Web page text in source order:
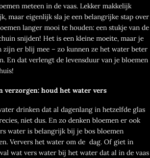
meteen in de vaas. Lekker makkelijk
maar eigenlijk sla je een belangrijke stap over
langer mooi te houden: een stukje van de
snijden! Het is een kleine moeite, maar je
zijn er blij mee – zo kunnen ze het water beter
En dat verlengt de levensduur van je bloemen
verzorgen: houd het water vers
drinken dat al dagenlang in hetzelfde glas
niet dus. En zo denken bloemen er ook
water is belangrijk bij je bos bloemen
Ververs het water om de dag. Of giet in
wat vers water bij het water dat al in de vaas